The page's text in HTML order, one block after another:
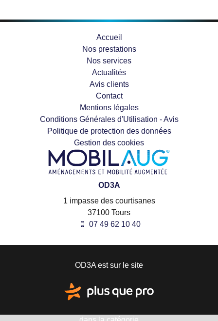
Accueil
Nos prestations
Nos services
Actualités
Avis clients
Contact
Mentions légales
Conditions Générales d'Utilisation - Avis
Politique de protection des données
Gestion des cookies
OD3A
1 impasse des courtisanes
37100 Tours
07 49 62 10 40
OD3A est sur le site